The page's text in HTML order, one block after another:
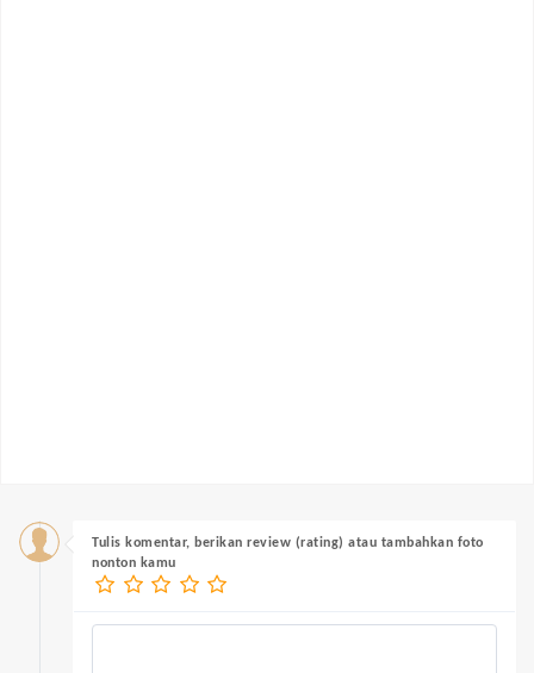
Tulis komentar, berikan review (rating) atau tambahkan foto
nonton kamu